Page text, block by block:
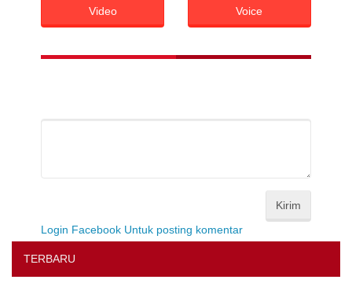
Video Voice
Kirim
Login Facebook Untuk posting komentar
TERBARU